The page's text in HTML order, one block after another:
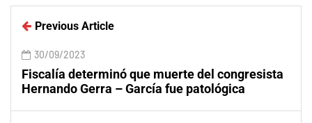
Previous Article
30/09/2023
Fiscalía determinó que muerte del congresista
Hernando Gerra – García fue patológica